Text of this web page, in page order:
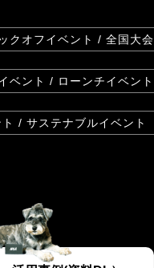
クオフイベント / 全国大会
ベント / ローンチイベント
/ サステナブルイベント